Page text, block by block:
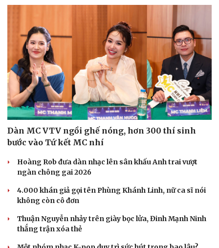
Dàn MC VTV ngồi ghế nóng, hơn 300 thí sinh
bước vào Tứ kết MC nhí
Hoàng Rob đưa dàn nhạc lên sân khấu Anh trai vượt
ngàn chông gai 2026
4.000 khán giả gọi tên Phùng Khánh Linh, nữ ca sĩ nói
không còn cô đơn
Thuận Nguyễn nhảy trên giày bọc lửa, Đinh Mạnh Ninh
thắng trận xóa thẻ